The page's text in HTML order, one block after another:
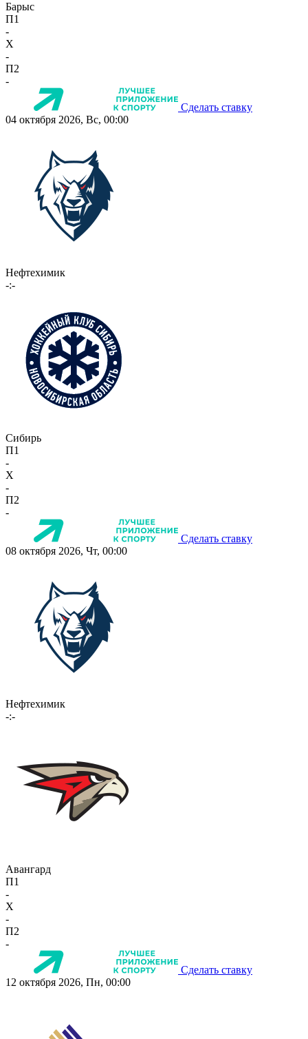
Барыс
П1
-
X
-
П2
-
Сделать ставку
04 октября 2026, Вс, 00:00
Нефтехимик
-:-
Сибирь
П1
-
X
-
П2
-
Сделать ставку
08 октября 2026, Чт, 00:00
Нефтехимик
-:-
Авангард
П1
-
X
-
П2
-
Сделать ставку
12 октября 2026, Пн, 00:00